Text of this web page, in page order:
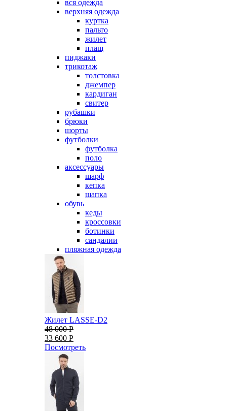
вся одежда
верхняя одежда
куртка
пальто
жилет
плащ
пиджаки
трикотаж
толстовка
джемпер
кардиган
свитер
рубашки
брюки
шорты
футболки
футболка
поло
аксессуары
шарф
кепка
шапка
обувь
кеды
кроссовки
ботинки
сандалии
пляжная одежда
Жилет LASSE-D2
48 000 Р
33 600 Р
Посмотреть